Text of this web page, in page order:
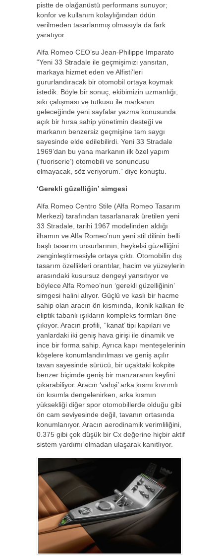
pistte de olağanüstü performans sunuyor;
konfor ve kullanım kolaylığından ödün
verilmeden tasarlanmış olmasıyla da fark
yaratıyor.
Alfa Romeo CEO’su Jean-Philippe Imparato
“Yeni 33 Stradale ile geçmişimizi yansıtan,
markaya hizmet eden ve Alfisti’leri
gururlandıracak bir otomobil ortaya koymak
istedik. Böyle bir sonuç, ekibimizin uzmanlığı,
sıkı çalışması ve tutkusu ile markanın
geleceğinde yeni sayfalar yazma konusunda
açık bir hırsa sahip yönetimin desteği ve
markanın benzersiz geçmişine tam saygı
sayesinde elde edilebilirdi. Yeni 33 Stradale
1969’dan bu yana markanın ilk özel yapım
(‘fuoriserie’) otomobili ve sonuncusu
olmayacak, söz veriyorum.” diye konuştu.
‘Gerekli güzelliğin’ simgesi
Alfa Romeo Centro Stile (Alfa Romeo Tasarım
Merkezi) tarafından tasarlanarak üretilen yeni
33 Stradale, tarihi 1967 modelinden aldığı
ilhamın ve Alfa Romeo’nun yeni stil dilinin belli
başlı tasarım unsurlarının, heykelsi güzelliğini
zenginleştirmesiyle ortaya çıktı. Otomobilin dış
tasarım özellikleri orantılar, hacim ve yüzeylerin
arasındaki kusursuz dengeyi yansıtıyor ve
böylece Alfa Romeo’nun ‘gerekli güzelliğinin’
simgesi halini alıyor. Güçlü ve kaslı bir hacme
sahip olan aracın ön kısmında, ikonik kalkan ile
eliptik tabanlı ışıkların kompleks formları öne
çıkıyor. Aracın profili, ‘‘kanat’ tipi kapıları ve
yanlardaki iki geniş hava girişi ile dinamik ve
ince bir forma sahip. Ayrıca kapı menteşelerinin
köşelere konumlandırılması ve geniş açılır
tavan sayesinde sürücü, bir uçaktaki kokpite
benzer biçimde geniş bir manzaranın keyfini
çıkarabiliyor. Aracın ‘vahşi’ arka kısmı kıvrımlı
ön kısımla dengelenirken, arka kısmın
yüksekliği diğer spor otomobillerde olduğu gibi
ön cam seviyesinde değil, tavanın ortasında
konumlanıyor. Aracın aerodinamik verimliliğini,
0.375 gibi çok düşük bir Cx değerine hiçbir aktif
sistem yardımı olmadan ulaşarak kanıtlıyor.